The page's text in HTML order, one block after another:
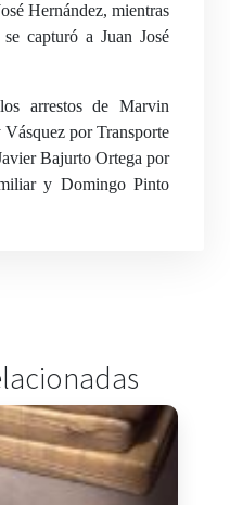
Hernández, mientras
capturó a Juan José
arrestos de Marvin
por Transporte
Bajurto Ortega por
y Domingo Pinto